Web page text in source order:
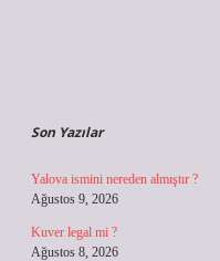
Son Yazılar
Yalova ismini nereden almıştır ?
Ağustos 9, 2026
Kuver legal mi ?
Ağustos 8, 2026